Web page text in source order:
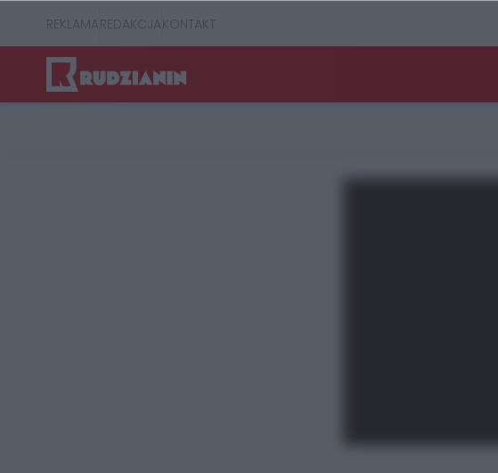
REKLAMAREDAKCJAKONTAKT